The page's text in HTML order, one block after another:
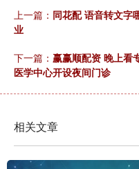
上一篇： 同花配 语音转文字
业
下一篇： 赢赢顺配资 晚上看
医学中心开设夜间门诊
相关文章